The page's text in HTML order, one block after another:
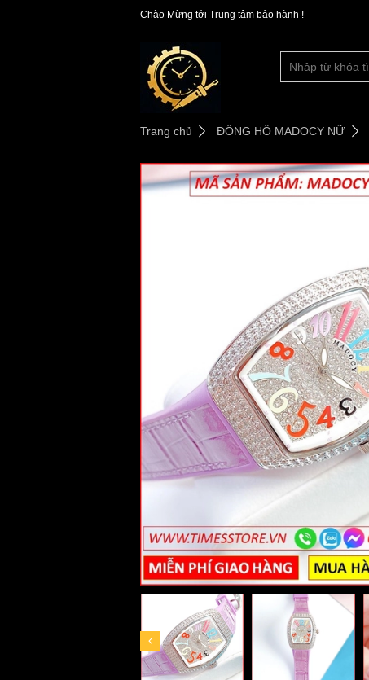
Chào Mừng tới Trung tâm bảo hành !
Trang chủ ĐỒNG HỒ MADOCY NỮ